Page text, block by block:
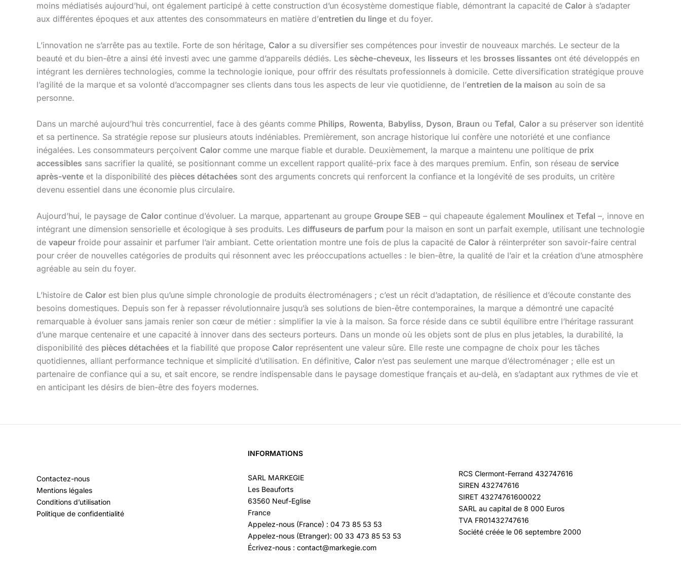
moins médiatisés aujourd’hui, ont également participé à cette construction d’un écosystème domestique fiable, démontrant la capacité de Calor à s’adapter
aux différentes époques et aux attentes des consommateurs en matière d’entretien du linge et du foyer.
L’innovation ne s’arrête pas au textile. Forte de son héritage, Calor a su diversifier ses compétences pour investir de nouveaux marchés. Le secteur de la
beauté et du bien-être a ainsi été investi avec une gamme d’appareils dédiés. Les sèche-cheveux, les lisseurs et les brosses lissantes ont été développés en
intégrant les dernières technologies, comme la technologie ionique, pour offrir des résultats professionnels à domicile. Cette diversification stratégique prouve
l’agilité de la marque et sa volonté d’accompagner ses clients dans tous les aspects de leur vie quotidienne, de l’entretien de la maison au soin de sa
personne.
Dans un marché aujourd’hui très concurrentiel, face à des géants comme Philips, Rowenta, Babyliss, Dyson, Braun ou Tefal, Calor a su préserver son identité
et sa pertinence. Sa stratégie repose sur plusieurs atouts indéniables. Premièrement, son ancrage historique lui confère une notoriété et une confiance
inégalées. Les consommateurs perçoivent Calor comme une marque fiable et durable. Deuxièmement, la marque a maintenu une politique de prix
accessibles sans sacrifier la qualité, se positionnant comme un excellent rapport qualité-prix face à des marques premium. Enfin, son réseau de service
après-vente et la disponibilité des pièces détachées sont des arguments concrets qui renforcent la confiance et la longévité de ses produits, un critère
devenu essentiel dans une économie plus circulaire.
Aujourd’hui, le paysage de Calor continue d’évoluer. La marque, appartenant au groupe Groupe SEB – qui chapeaute également Moulinex et Tefal –, innove en
intégrant une dimension sensorielle et écologique à ses produits. Les diffuseurs de parfum pour la maison en sont un parfait exemple, utilisant une technologie
de vapeur froide pour assainir et parfumer l’air ambiant. Cette orientation montre une fois de plus la capacité de Calor à réinterpréter son savoir-faire central
pour créer de nouvelles catégories de produits qui résonnent avec les préoccupations actuelles : le bien-être, la qualité de l’air et la création d’une atmosphère
agréable au sein du foyer.
L’histoire de Calor est bien plus qu’une simple chronologie de produits électroménagers ; c’est un récit d’adaptation, de résilience et d’écoute constante des
besoins domestiques. Depuis son fer à repasser révolutionnaire jusqu’à ses solutions de bien-être contemporaines, la marque a démontré une capacité
remarquable à évoluer sans jamais renier son cœur de métier : simplifier la vie à la maison. Sa force réside dans ce subtil équilibre entre l’héritage rassurant
d’une marque centenaire et une capacité à innover dans des secteurs porteurs. Dans un monde où les objets sont de plus en plus jetables, la durabilité, la
disponibilité des pièces détachées et la fiabilité que propose Calor représentent une valeur sûre. Elle reste une compagne de choix pour les tâches
quotidiennes, alliant performance technique et simplicité d’utilisation. En définitive, Calor n’est pas seulement une marque d’électroménager ; elle est un
partenaire de confiance qui a su, et sait encore, se rendre indispensable dans le paysage domestique français et au-delà, en s’adaptant aux rythmes de vie et
en anticipant les désirs de bien-être des foyers modernes.
Contactez-nous
Mentions légales
Conditions d’utilisation
Politique de confidentialité
INFORMATIONS
SARL MARKEGIE
Les Beauforts
63560 Neuf-Eglise
France
Appelez-nous (France) : 04 73 85 53 53
Appelez-nous (Etranger): 00 33 473 85 53 53
Écrivez-nous : contact@markegie.com
RCS Clermont-Ferrand 432747616
SIREN 432747616
SIRET 43274761600022
SARL au capital de 8 000 Euros
TVA FR01432747616
Société créée le 06 septembre 2000